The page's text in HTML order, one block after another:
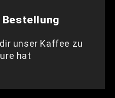
unser Kaffee zu
hat